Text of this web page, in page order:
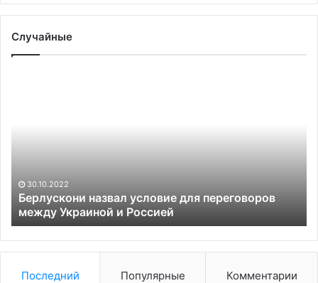
Случайные
Россией
30.10.2022
Берлускони назвал условие для переговоров
между Украиной и Россией
Последний Популярные Комментарии